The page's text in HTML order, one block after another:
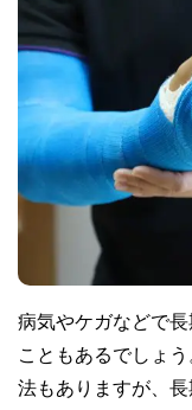
病気やケガなどで
こともあるでしょ
法もありますが、